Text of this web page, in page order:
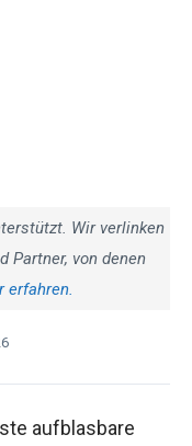
Wir verlinken
Partner, von denen
erfahren.
aufblasbare